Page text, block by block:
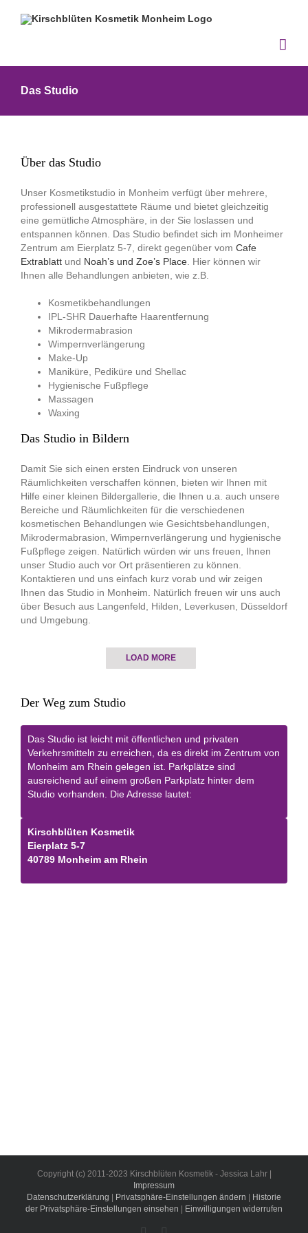
Inhalt
Das Studio
Über das Studio
Unser Kosmetikstudio in Monheim verfügt über mehrere,
professionell ausgestattete Räume und bietet gleichzeitig
eine gemütliche Atmosphäre, in der Sie loslassen und
entspannen können. Das Studio befindet sich im Monheimer
Zentrum am Eierplatz 5-7, direkt gegenüber vom Cafe
Extrablatt und Noah’s und Zoe’s Place . Hier können wir
Ihnen alle Behandlungen anbieten, wie z.B.
Kosmetikbehandlungen
IPL-SHR Dauerhafte Haarentfernung
Mikrodermabrasion
Wimpernverlängerung
Make-Up
Maniküre, Pediküre und Shellac
Hygienische Fußpflege
Massagen
Waxing
Das Studio in Bildern
Damit Sie sich einen ersten Eindruck von unseren
Räumlichkeiten verschaffen können, bieten wir Ihnen mit
Hilfe einer kleinen Bildergallerie, die Ihnen u.a. auch unsere
Bereiche und Räumlichkeiten für die verschiedenen
kosmetischen Behandlungen wie Gesichtsbehandlungen,
Mikrodermabrasion, Wimpernverlängerung und hygienische
Fußpflege zeigen. Natürlich würden wir uns freuen, Ihnen
unser Studio auch vor Ort präsentieren zu können.
Kontaktieren und uns einfach kurz vorab und wir zeigen
Ihnen das Studio in Monheim. Natürlich freuen wir uns auch
über Besuch aus Langenfeld, Hilden, Leverkusen, Düsseldorf
und Umgebung.
LOAD MORE
Der Weg zum Studio
Das Studio ist leicht mit öffentlichen und privaten
Verkehrsmitteln zu erreichen, da es direkt im Zentrum von
Monheim am Rhein gelegen ist. Parkplätze sind
ausreichend auf einem großen Parkplatz hinter dem
Studio vorhanden. Die Adresse lautet:
Kirschblüten Kosmetik
Eierplatz 5-7
40789 Monheim am Rhein
Copyright (c) 2011-2023 Kirschblüten Kosmetik - Jessica Lahr |
Impressum
Datenschutzerklärung
Privatsphäre-Einstellungen ändern
Historie
der Privatsphäre-Einstellungen einsehen
Einwilligungen widerrufen